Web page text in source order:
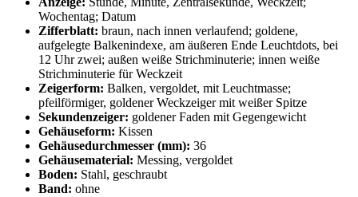
Wochentag; Datum
Zifferblatt: braun, nach innen verlaufend; goldene,
aufgelegte Balkenindexe, am äußeren Ende Leuchtdots, bei
12 Uhr zwei; außen weiße Strichminuterie; innen weiße
Strichminuterie für Weckzeit
Zeigerform: Balken, vergoldet, mit Leuchtmasse;
pfeilförmiger, goldener Weckzeiger mit weißer Spitze
Sekundenzeiger: goldener Faden mit Gegengewicht
Gehäuseform: Kissen
Gehäusedurchmesser (mm): 36
Gehäusematerial: Messing, vergoldet
Boden: Stahl, geschraubt
Band: ohne